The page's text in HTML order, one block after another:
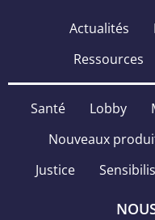
Actualités
Ressources
Santé Lobby
Nouveaux
Justice